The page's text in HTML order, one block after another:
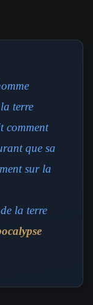
terre
comment
que sa
sur la
la terre